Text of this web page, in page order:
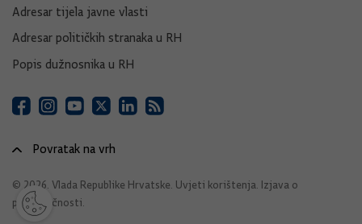
Adresar tijela javne vlasti
Adresar političkih stranaka u RH
Popis dužnosnika u RH
Povratak na vrh
© 2026. Vlada Republike Hrvatske. Uvjeti korištenja Izjava o
pristupačnosti